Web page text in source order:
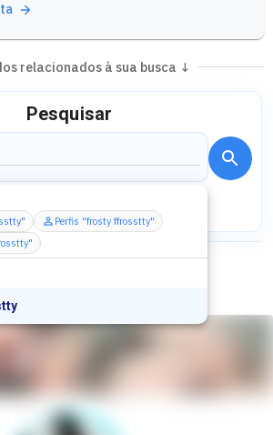
um marketplace, tudo para maiores
relacionados à sua busca ↓
Pesquisar
Perfis "frosty ffrosstty"
ffrosstty"